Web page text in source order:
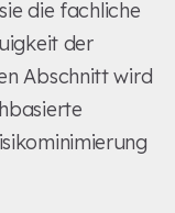
die fachliche
der
Abschnitt wird